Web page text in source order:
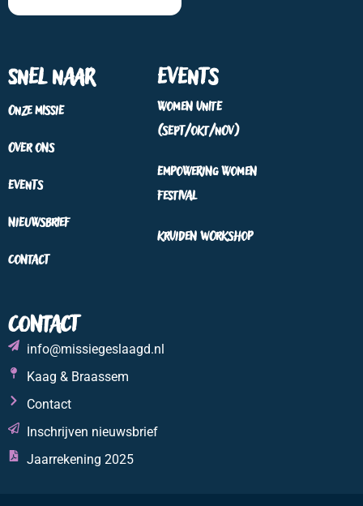
Snel naar
Onze missie
Over ons
Events
Nieuwsbrief
Contact
Events
Women Unite
(sept/okt/nov)
Empowering Women
Festival
Kruiden workshop
Contact
info@missiegeslaagd.nl
Kaag & Braassem
Contact
Inschrijven nieuwsbrief
Jaarrekening 2025